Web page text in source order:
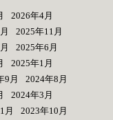
2026年4月
2025年11月
2025年6月
2025年1月
9月
2024年8月
2024年3月
月
2023年10月